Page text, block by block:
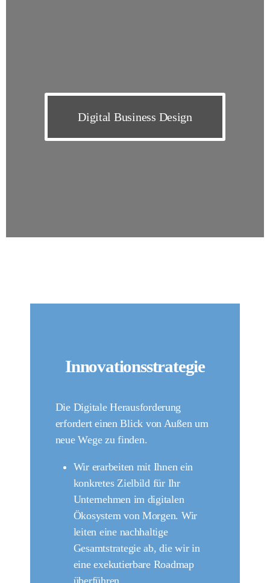
Digital Business Design
Innovationsstrategie
Die Digitale Herausforderung
erfordert einen Blick von Außen um
neue Wege zu finden.
Wir erarbeiten mit Ihnen ein
konkretes Zielbild für Ihr
Unternehmen im digitalen
Ökosystem von Morgen. Wir
leiten eine nachhaltige
Gesamtstrategie ab, die wir in
eine exekutierbare Roadmap